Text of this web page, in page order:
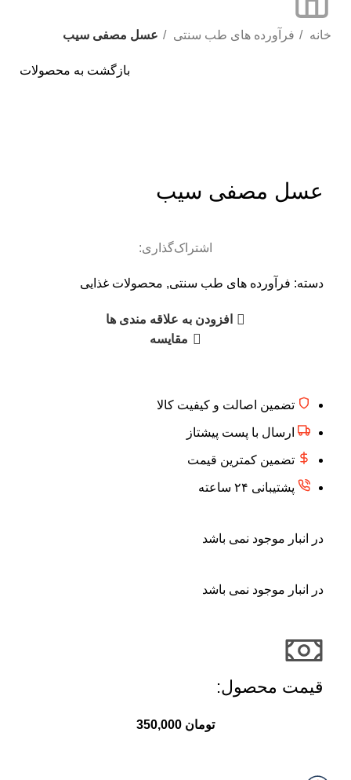
خانه فرآورده های طب سنتی عسل مصفی سیب
بازگشت به محصولات
عسل مصفی سیب
اشتراک‌گذاری:
دسته: فرآورده های طب سنتی, محصولات غذایی
افزودن به علاقه مندی ها
مقایسه
تضمین اصالت و کیفیت کالا
ارسال با پست پیشتاز
تضمین کمترین قیمت
پشتیبانی ۲۴ ساعته
در انبار موجود نمی باشد
در انبار موجود نمی باشد
قیمت محصول:​
تومان